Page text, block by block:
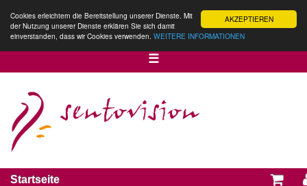
AKZEPTIEREN
Cookies erleichtern die Bereitstellung unserer Dienste. Mit
der Nutzung unserer Dienste erklären Sie sich damit
einverstanden, dass wir Cookies verwenden. WEITERE INFORMATIONEN
☰
Startseite